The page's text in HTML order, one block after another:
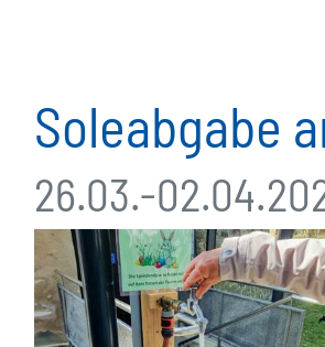
Soleabgabe
26.03.-